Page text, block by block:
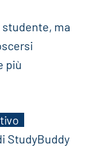
studente, ma
più
StudyBuddy